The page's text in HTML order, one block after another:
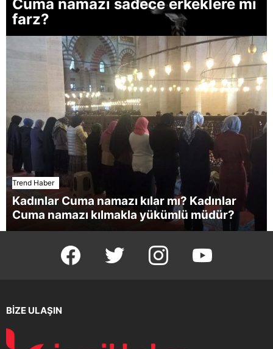
Cuma namazı sadece erkeklere mi
farz?
Trend Haber
Kadınlar Cuma namazı kılar mı? Kadınlar
Cuma namazı kılmakla yükümlü müdür?
facebook twitter instagram youtube
BİZE ULAŞIN